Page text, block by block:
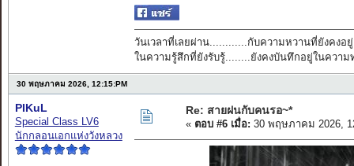
วันเวลาที่เลยผ่าน............กับความหวานที่ยังคงอยู่
ในความรู้สึกที่ยังรับรู้........ยังคงบันทึกอยู่ในความ
30 พฤษภาคม 2026, 12:15:PM
PIKuL
Special Class LV6
นักกลอนเอกแห่งวังหลวง
Re: สายฝนกับคนรอ~*
« ตอบ #6 เมื่อ: 30 พฤษภาคม 2026,